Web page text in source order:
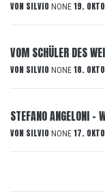
VON SILVIO NONE 19.
VOM SCHÜLER DES
VON SILVIO NONE 18.
STEFANO ANGELONI –
VON SILVIO NONE 17.